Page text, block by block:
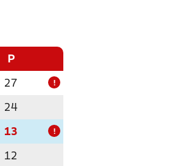
P
27 !
24
13 !
12